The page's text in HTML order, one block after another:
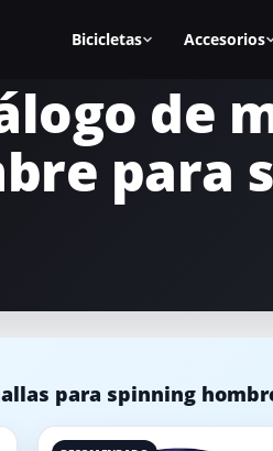
Bicicletas
las bicicletas
profesional
Accesorios
Todos los accesorios
Sillines
de
para
para spinning